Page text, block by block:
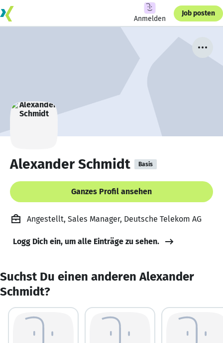
Anmelden
Job posten
Alexander Schmidt Basis
Ganzes Profil ansehen
Angestellt, Sales Manager, Deutsche Telekom AG
Logg Dich ein, um alle Einträge zu sehen.
Suchst Du einen anderen Alexander
Schmidt?